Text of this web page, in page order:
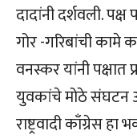
दादांनी दर्शवली.
गोर -गरिबांची कामे
वनस्कर यांनी
युवकांचे मोठे संघटन
राष्ट्रवादी काँग्रेस